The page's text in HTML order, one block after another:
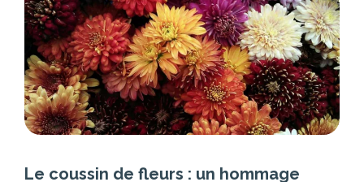
Le coussin de fleurs : un hommage